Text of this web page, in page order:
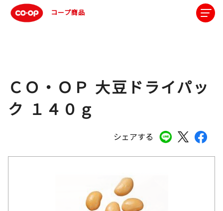
コープ商品
シェアする
ＣＯ・ＯＰ 大豆ドライパッ
ク １４０ｇ